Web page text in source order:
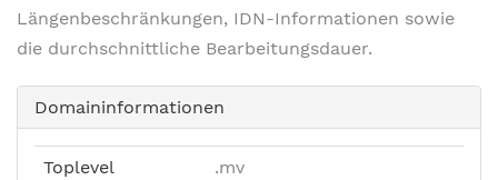
Längenbeschränkungen, IDN-Informationen sowie
die durchschnittliche Bearbeitungsdauer.
Domaininformationen
Toplevel .mv